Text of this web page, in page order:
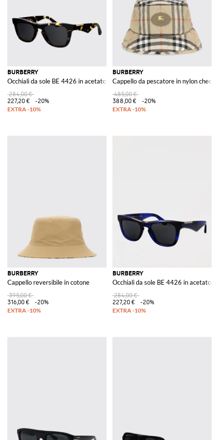
BURBERRY
Occhiali da sole BE 4426 in acetato
284,00 €
227,20 €
-20%
BURBERRY
Cappello da pescatore in nylon check
485,00 €
388,00 €
-20%
BURBERRY
Cappello reversibile in cotone
395,00 €
316,00 €
-20%
BURBERRY
Occhiali da sole BE 4426 in acetato
284,00 €
227,20 €
-20%